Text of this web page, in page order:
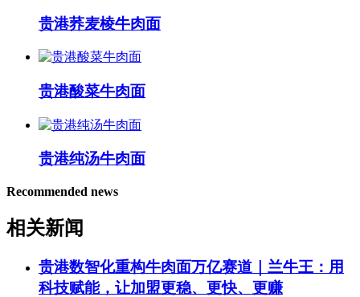
贵港荞麦棱牛肉面
贵港酸菜牛肉面
贵港纯汤牛肉面
Recommended news
相关新闻
贵港数智化重构牛肉面万亿赛道｜兰牛王：用
科技赋能，让加盟更稳、更快、更赚